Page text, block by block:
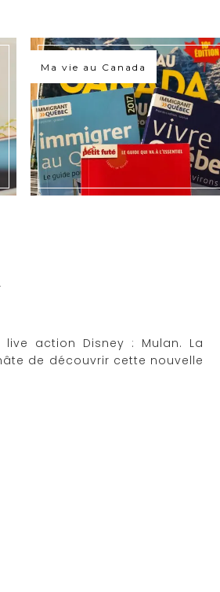
Ma vie au Canada
action Disney : Mulan. La
de découvrir cette nouvelle